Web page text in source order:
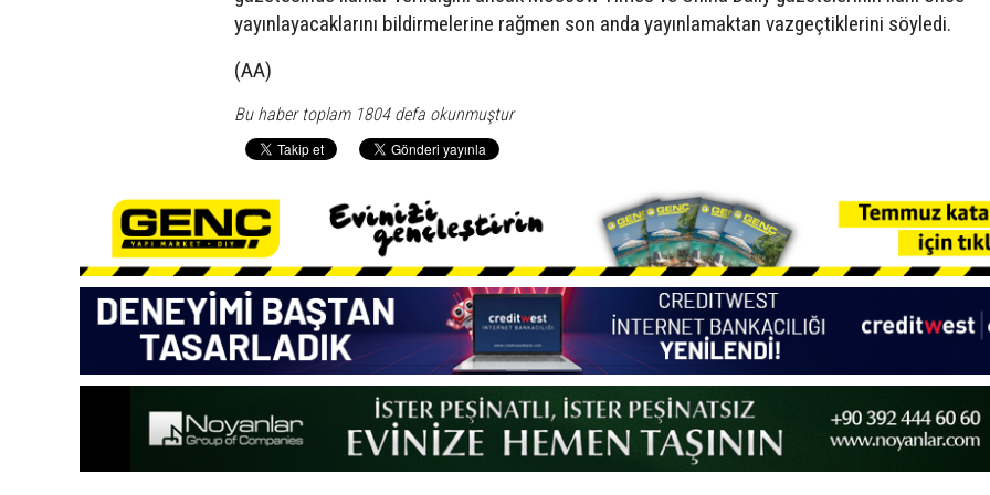
yayınlayacaklarını bildirmelerine rağmen son anda yayınlamaktan vazgeçtiklerini söyledi.
(AA)
Bu haber toplam 1804 defa okunmuştur